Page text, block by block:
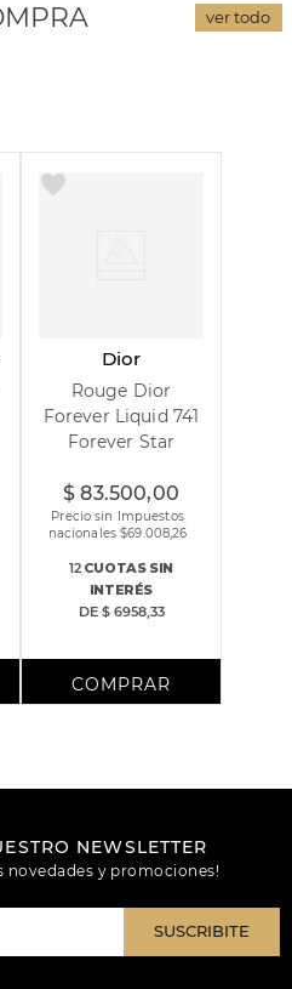
ver todo
Dior
Rouge Dior
Forever Liquid 741
Forever Star
$ 83.500,00
Precio sin Impuestos
nacionales $69.008,26
12CUOTAS SIN
INTERÉS
DE $ 6958,33
NEWSLETTER
novedades y promociones!
SUSCRIBITE